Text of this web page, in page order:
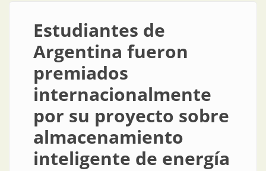
Estudiantes de
Argentina fueron
premiados
internacionalmente
por su proyecto sobre
almacenamiento
inteligente de energía